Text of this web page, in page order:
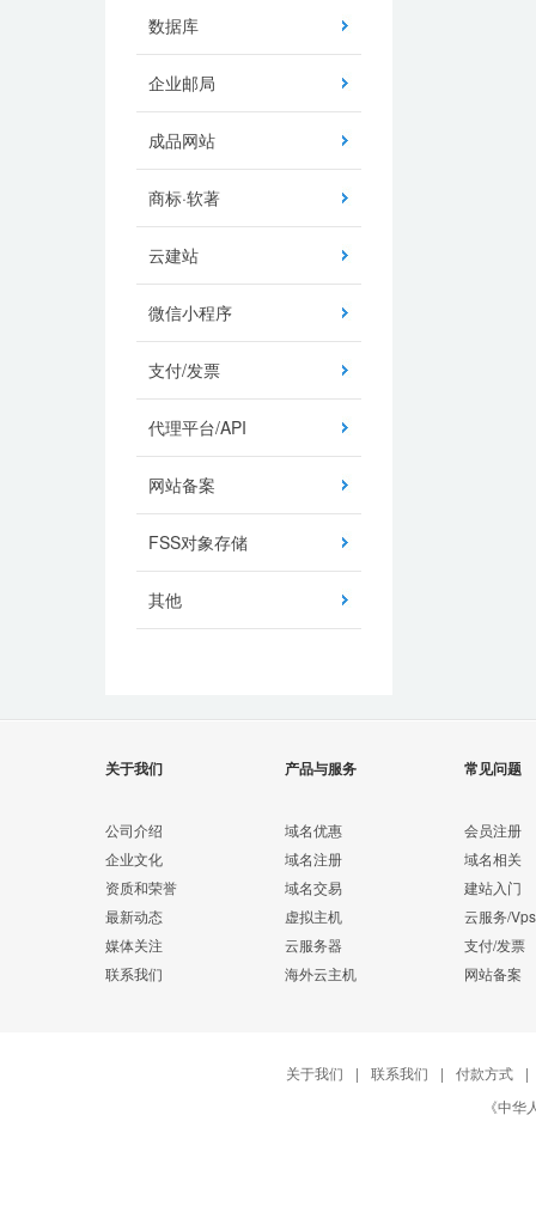
数据库
企业邮局
成品网站
商标·软著
云建站
微信小程序
支付/发票
代理平台/API
网站备案
FSS对象存储
其他
关于我们
公司介绍
企业文化
资质和荣誉
最新动态
媒体关注
联系我们
产品与服务
域名优惠
域名注册
域名交易
虚拟主机
云服务器
海外云主机
常见问题
会员注册
域名相关
建站入门
云服务/Vps
支付/发票
网站备案
关于我们 | 联系我们 | 付款方式
|
《中